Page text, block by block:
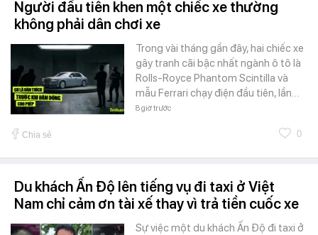
Người đầu tiên khen một chiếc xe thường
không phải dân chơi xe
Trong vài tháng gần đây, hai chiếc xe
gây tranh cãi bậc nhất ngành ô tô là
Rolls-Royce Phantom Scintilla và
mẫu Ferrari chạy điện đầu tiên, lần…
8 giờ trước
Chia sẻ 0
Du khách Ấn Độ lên tiếng vụ đi taxi ở Việt
Nam chỉ cảm ơn tài xế thay vì trả tiền cuốc xe
Sự việc một du khách Ấn Độ đi taxi ở